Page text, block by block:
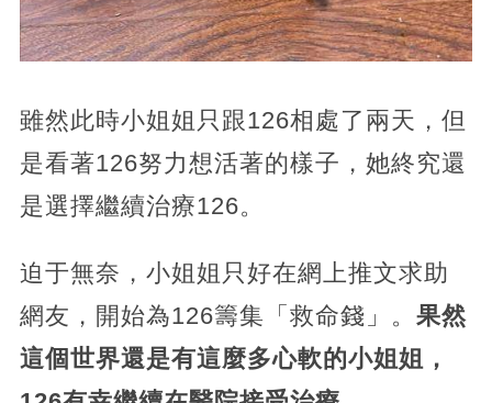
雖然此時小姐姐只跟126相處了兩天，但
是看著126努力想活著的樣子，她終究還
是選擇繼續治療126。
迫于無奈，小姐姐只好在網上推文求助
網友，開始為126籌集「救命錢」。 果然
這個世界還是有這麼多心軟的小姐姐，